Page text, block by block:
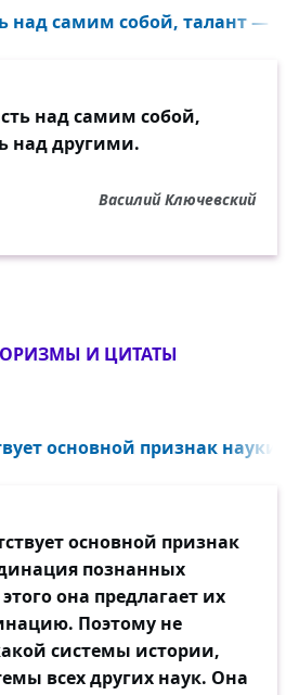
над самим собой, талант —
над самим собой,
над другими.
Василий Ключевский
И ЦИТАТЫ
основной признак
основной признак
познанных
она предлагает их
Поэтому не
системы истории,
всех других наук. Она